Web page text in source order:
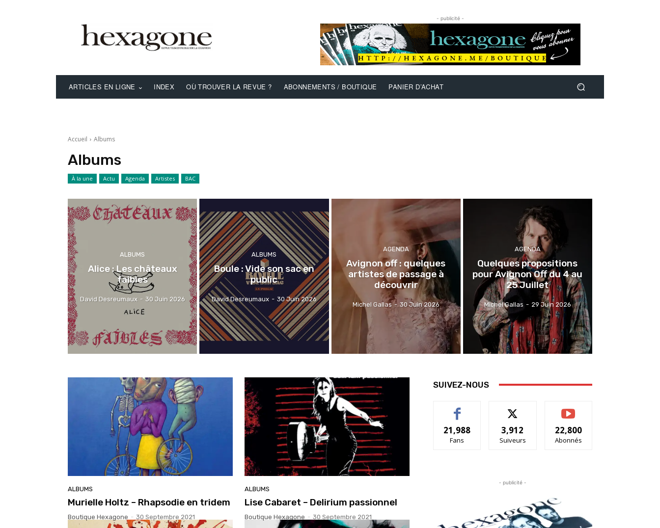
- publicité -
ARTICLES EN LIGNE INDEX OÙ TROUVER LA REVUE ? ABONNEMENTS / BOUTIQUE PANIER D’ACHAT
Accueil Albums
Albums
À la une Actu Agenda Artistes BAC
ALBUMS
Alice : Les châteaux
faibles
David Desreumaux - 30 Juin 2026
ALBUMS
Boule : Vide son sac en
public
David Desreumaux - 30 Juin 2026
AGENDA
Avignon off : quelques
artistes de passage à
découvrir
Michel Gallas - 30 Juin 2026
AGENDA
Quelques propositions
pour Avignon Off du 4 au
25 Juillet
Michel Gallas - 29 Juin 2026
ALBUMS
Murielle Holtz – Rhapsodie en tridem
Boutique Hexagone - 30 Septembre 2021
ALBUMS
Lise Cabaret – Delirium passionnel
Boutique Hexagone - 30 Septembre 2021
SUIVEZ-NOUS
21,988
Fans
3,912
Suiveurs
22,800
Abonnés
- publicité -